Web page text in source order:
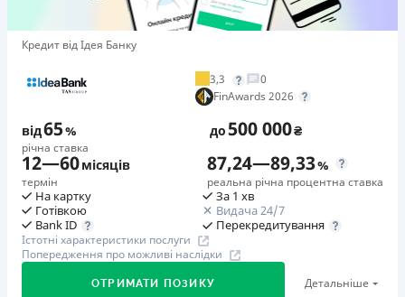
вiд 0,01%/день до 30 000 ₴
Повторний займ
Додаткова комісія за дострокове погашення
у будь-який момент можна повністю погасити позику без
додаткових плат
Страховка
відсутня
Штрафи
Неустойка за невиконання та/або неналежне виконання
споживачем грошових зобов’язань: штраф у розмірі 75%
від суми невиконаного та/або неналежного виконання
зобов’язання на 2-й день кожного факту такого
Кредит від Ідея Банку
3,3
0
FinAwards 2026
від65%
річна ставка
до500 000₴
12—60місяців
термін
87,24—89,33%
реальна річна процентна ставка
На картку
Готівкою
Bank ID
За 1 хв
Видача 24/7
Перекредитування
Істотні характеристики послуги
Попередження про можливі наслідки
ОТРИМАТИ ПОЗИКУ Детальніше